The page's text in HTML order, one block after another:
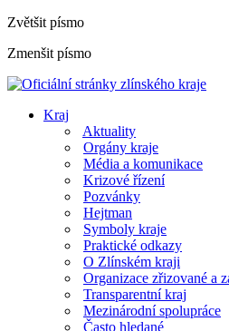
Zvětšit písmo
Zmenšit písmo
Kraj
Aktuality
Orgány kraje
Média a komunikace
Krizové řízení
Pozvánky
Hejtman
Symboly kraje
Praktické odkazy
O Zlínském kraji
Organizace zřizované a
Transparentní kraj
Mezinárodní spolupráce
Často hledané